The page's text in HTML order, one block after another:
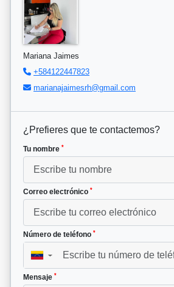
Mariana Jaimes
+584122447823
marianajaimesrh@gmail.com
¿Prefieres que te contactemos?
Tu nombre *
Correo electrónico *
Número de teléfono *
▼
Mensaje *